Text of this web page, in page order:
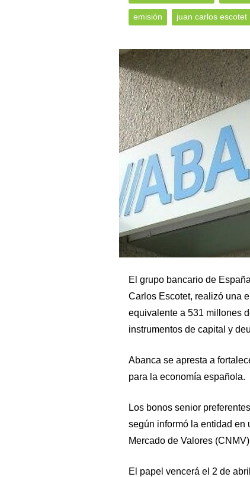
emisión juan carlos escotet
El grupo bancario de España
Carlos Escotet, realizó una
equivalente a 531 millones
instrumentos de capital y
Abanca se apresta a
para la economía española.
Los bonos senior
según informó la entidad en
Mercado de Valores
El papel vencerá el 2 de